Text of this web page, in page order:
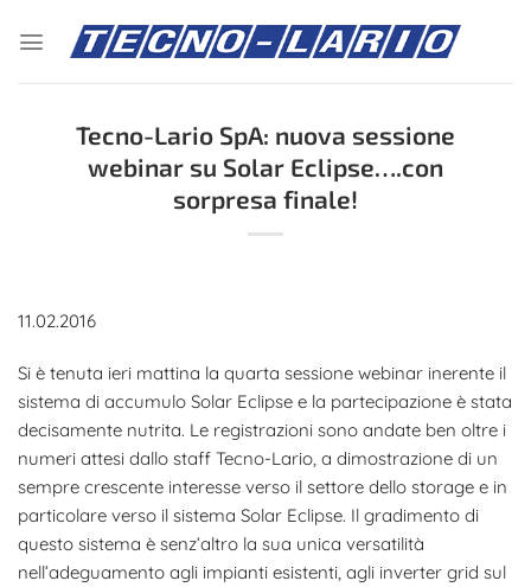
Tecno-Lario SpA: nuova sessione
webinar su Solar Eclipse….con
sorpresa finale!
11.02.2016
Si è tenuta ieri mattina la quarta sessione webinar inerente il
sistema di accumulo Solar Eclipse e la partecipazione è stata
decisamente nutrita. Le registrazioni sono andate ben oltre i
numeri attesi dallo staff Tecno-Lario, a dimostrazione di un
sempre crescente interesse verso il settore dello storage e in
particolare verso il sistema Solar Eclipse. Il gradimento di
questo sistema è senz’altro la sua unica versatilità
nell’adeguamento agli impianti esistenti, agli inverter grid sul